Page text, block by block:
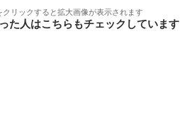
リックすると拡大画像が表示されます
た人はこちらもチェックしています